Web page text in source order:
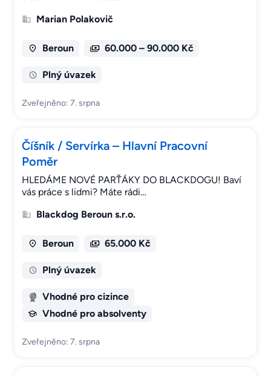
Marian Polakovič
Beroun 60.000 – 90.000 Kč
Plný úvazek
Zveřejněno: 7. srpna
Číšník / Servírka – Hlavní Pracovní
Poměr
HLEDÁME NOVÉ PARŤÁKY DO BLACKDOGU! Baví
vás práce s lidmi? Máte rádi…
Blackdog Beroun s.r.o.
Beroun 65.000 Kč
Plný úvazek
Vhodné pro cizince
Vhodné pro absolventy
Zveřejněno: 7. srpna